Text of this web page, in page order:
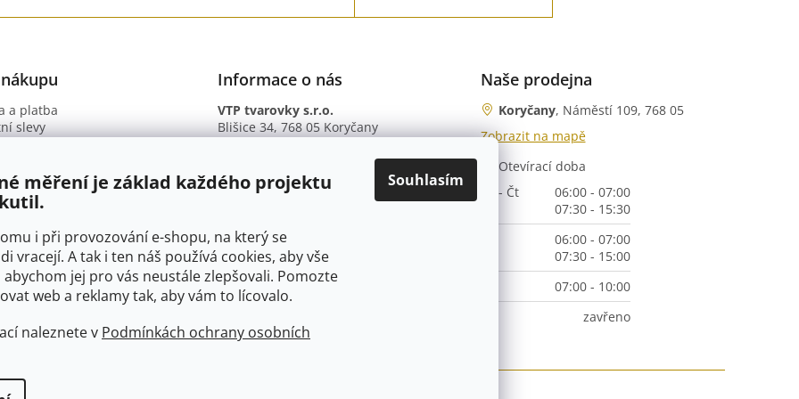
měření je základ každého projektu
i při provozování e-shopu, na který se
vracejí. A tak i ten náš používá cookies, aby vše
jej pro vás neustále zlepšovali. Pomozte
web a reklamy tak, aby vám to lícovalo.
naleznete v Podmínkách ochrany osobních
Souhlasím
v
i
s
u
a platba
slevy
ochrany osobních údajů
Informace o nás
VTP tvarovky s.r.o.
Blišice 34, 768 05 Koryčany
B. ú.: 2301934375/2010 (Fio banka)
Naše prodejna
Koryčany, Náměstí 109, 768 05
Zobrazit na mapě
Otevírací doba
Po - Čt
06:00 - 07:00
07:30 - 15:30
06:00 - 07:00
07:30 - 15:00
07:00 - 10:00
zavřeno